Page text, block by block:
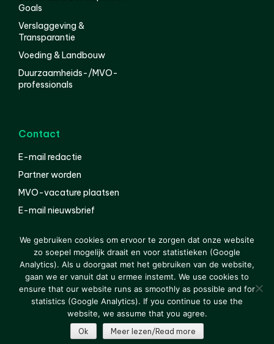
Goals
Verslaggeving &
Transparantie
Voeding & Landbouw
Duurzaamheids-/MVO-
professionals
Contact
E-mail redactie
Partner worden
MVO-vacature plaatsen
E-mail nieuwsbrief
© 2000-2026 Van der Molen EIS Colofon
Disclaimer
Privacy
We gebruiken cookies om ervoor te zorgen dat onze website
zo soepel mogelijk draait en voor statistieken (Google
Analytics). Als u doorgaat met het gebruiken van de website,
gaan we er vanuit dat u ermee instemt. We use cookies to
ensure that our website runs as smoothly as possible and for
statistics (Google Analytics). If you continue to use the
website, we assume that you agree.
Ok Meer lezen/Read more